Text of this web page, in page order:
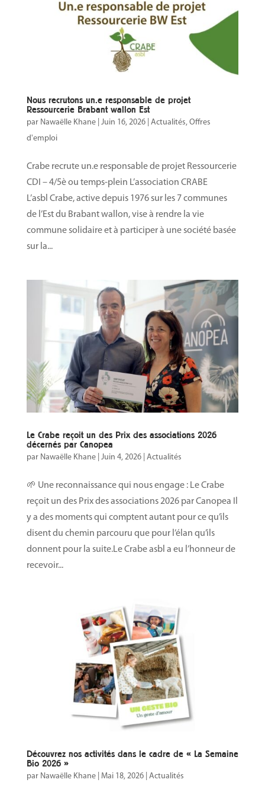
Nous recrutons un.e responsable de projet
Ressourcerie Brabant wallon Est
par Nawaëlle Khane| Juin 16, 2026| Actualités, Offres
d'emploi
Crabe recrute un.e responsable de projet Ressourcerie
CDI – 4/5è ou temps-plein L’association CRABE
L’asbl Crabe, active depuis 1976 sur les 7 communes
de l’Est du Brabant wallon, vise à rendre la vie
commune solidaire et à participer à une société basée
sur la...
Le Crabe reçoit un des Prix des associations 2026
décernés par Canopea
par Nawaëlle Khane| Juin 4, 2026| Actualités
🌱 Une reconnaissance qui nous engage : Le Crabe
reçoit un des Prix des associations 2026 par Canopea Il
y a des moments qui comptent autant pour ce qu’ils
disent du chemin parcouru que pour l’élan qu’ils
donnent pour la suite.Le Crabe asbl a eu l’honneur de
recevoir...
Découvrez nos activités dans le cadre de « La Semaine
Bio 2026 »
par Nawaëlle Khane| Mai 18, 2026| Actualités